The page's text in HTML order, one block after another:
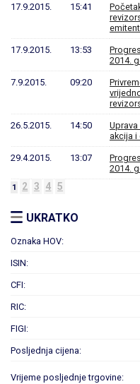
17.9.2015. 15:41
17.9.2015. 13:53
2014.
7.9.2015. 09:20
26.5.2015. 14:50
akcija
29.4.2015. 13:07
2014.
1 2 3 4 5
UKRATKO
Oznaka HOV:
ISIN:
CFI:
RIC:
FIGI:
Posljednja cijena:
Vrijeme posljednje trgovine: